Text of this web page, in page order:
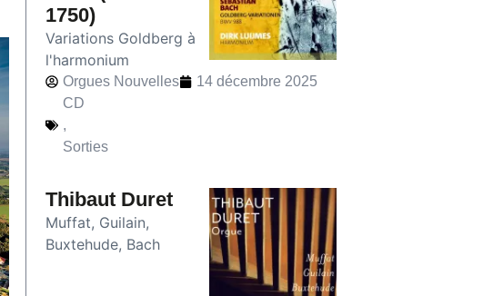
1750)
Variations Goldberg à
l'harmonium
Orgues Nouvelles
14 décembre 2025
CD
,
Sorties
Thibaut Duret
Muffat, Guilain,
Buxtehude, Bach